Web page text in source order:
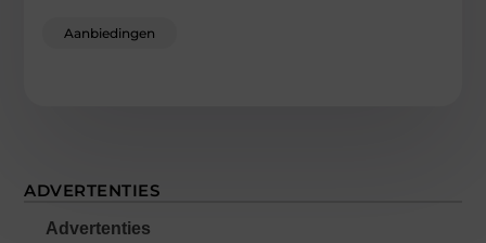
Aanbiedingen
ADVERTENTIES
Advertenties